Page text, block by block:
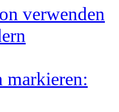
verwenden
markieren: